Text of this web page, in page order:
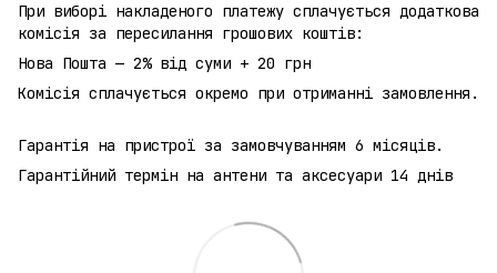
При виборі накладеного платежу сплачується додаткова
комісія за пересилання грошових коштів:
Нова Пошта — 2% від суми + 20 грн
Комісія сплачується окремо при отриманні замовлення.
Гарантія на пристрої за замовчуванням 6 місяців.
Гарантійний термін на антени та аксесуари 14 днів